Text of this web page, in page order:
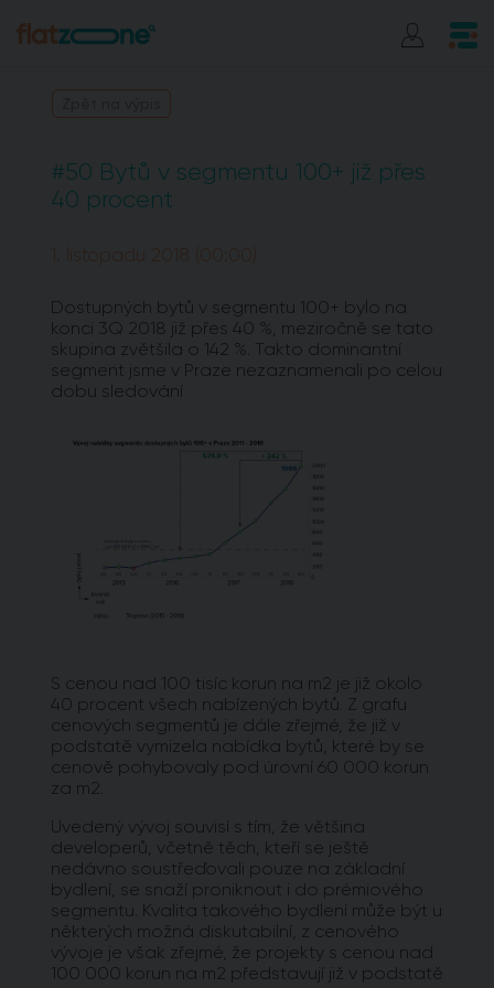
#50 Bytů v segmentu 100+ již přes
40 procent
1. listopadu 2018 (00:00)
Dostupných bytů v segmentu 100+ bylo na
konci 3Q 2018 již přes 40 %, meziročně se tato
skupina zvětšila o 142 %. Takto dominantní
segment jsme v Praze nezaznamenali po celou
dobu sledování
S cenou nad 100 tisíc korun na m2 je již okolo
40 procent všech nabízených bytů. Z grafu
cenových segmentů je dále zřejmé, že již v
podstatě vymizela nabídka bytů, které by se
cenově pohybovaly pod úrovní 60 000 korun
za m2.
Uvedený vývoj souvisí s tím, že většina
developerů, včetně těch, kteří se ještě
nedávno soustřeďovali pouze na základní
bydlení, se snaží proniknout i do prémiového
segmentu. Kvalita takového bydlení může být u
některých možná diskutabilní, z cenového
vývoje je však zřejmé, že projekty s cenou nad
100 000 korun na m2 představují již v podstatě